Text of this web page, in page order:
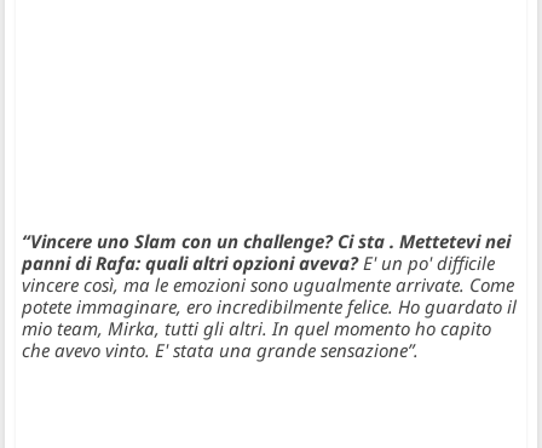
“Vincere uno Slam con un challenge? Ci sta . Mettetevi nei
panni di Rafa: quali altri opzioni aveva?E' un po' difficile
vincere così, ma le emozioni sono ugualmente arrivate. Come
potete immaginare, ero incredibilmente felice. Ho guardato il
mio team, Mirka, tutti gli altri. In quel momento ho capito
che avevo vinto. E' stata una grande sensazione”.